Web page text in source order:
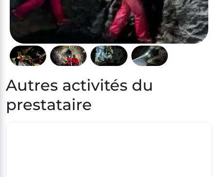
Autres activités du
prestataire